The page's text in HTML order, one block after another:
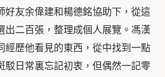
好友余偉建和楊德銘協助下，從這
出二百張，整理成個人展覽。馮漢
經歷他看見的東西，從中找到一點
駁日常裏忘記初衷，但偶然一記零